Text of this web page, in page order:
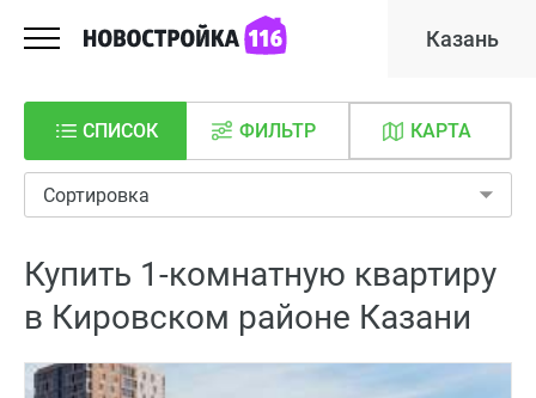
Казань
СПИСОК КАРТА
ФИЛЬТР
Сортировка
Купить 1-комнатную квартиру
в Кировском районе Казани